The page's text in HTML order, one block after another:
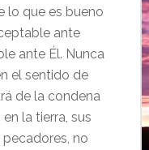
lo que es bueno
ante
ante Él. Nunca
el sentido de
de la condena
la tierra, sus
no